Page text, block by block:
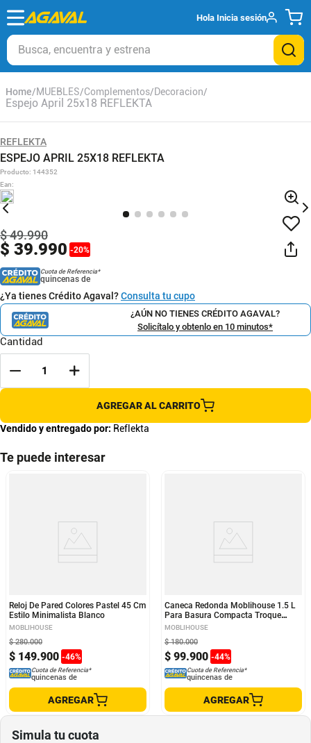
Hola Inicia sesión
Busca, encuentra y estrena
MUEBLES Complementos Decoracion
Espejo April 25x18 REFLEKTA
REFLEKTA
ESPEJO APRIL 25X18 REFLEKTA
Producto: 144352
Ean:
$ 39.990 -20%
$49.990
Cuota de Referencia*
quincenas de
¿Ya tienes Crédito Agaval?Consulta tu cupo
¿AÚN NO TIENES CRÉDITO AGAVAL?
Solicítalo y obtenlo en 10 minutos*
Cantidad
AGREGAR AL CARRITO
Vendido y entregado por: Reflekta
Te puede interesar
Reloj De Pared Colores Pastel 45 Cm
Estilo Minimalista Blanco
MOBLIHOUSE
$ 149.900 -46%
$ 280.000
Cuota de Referencia*
quincenas de
AGREGAR
Caneca Redonda Moblihouse 1.5 L
Para Basura Compacta Troque
Blanca
MOBLIHOUSE
$ 99.900 -44%
$ 180.000
Cuota de Referencia*
quincenas de
AGREGAR
Simula tu cuota